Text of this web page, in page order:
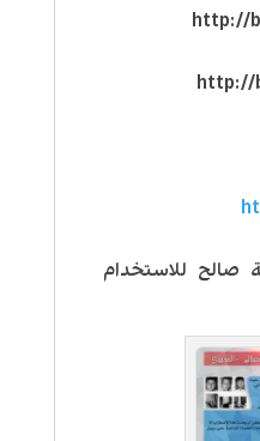
صالح للاستخدام